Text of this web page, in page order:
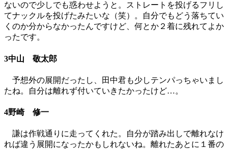
ないので少しでも惑わせようと。ストレートを投げるフリし
てナックルを投げたみたいな（笑）。自分でもどう落ちてい
くのか分からなかったんですけど、何とか２着に残れてよか
ったです。
3中山 敬太郎
予想外の展開だったし、田中君も少しテンパっちゃいまし
たね。自分は離れず付いていきたかったけど…。
4野崎 修一
謙は作戦通りに走ってくれた。自分が踏み出しで離れなけ
れば違う展開になったかもしれないね。離れたあとに１番の